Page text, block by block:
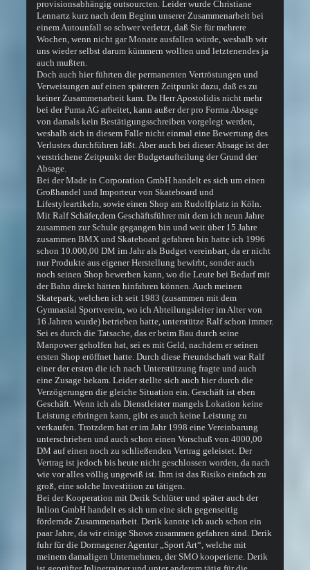
provisionsabhängig outsourcten. Leider wurde Christiane
Lennartz kurz nach dem Beginn unserer Zusammenarbeit bei
einem Autounfall so schwer verletzt, daß Sie für mehrere
Wochen, wenn nicht gar Monate ausfallen würde, weshalb wir
uns wieder selbst darum kümmern wollten und letztenendes ja
auch mußten.
Doch auch hier führten die permanenten Vertröstungen und
Verweisungen auf einen späteren Zeitpunkt dazu, daß es zu
keiner Zusammenarbeit kam. Da Herr Apostolidis nicht mehr
bei der Puma AG arbeitet, kann außer der pro Forma Absage
von damals kein Bestätigungsschreiben vorgelegt werden,
weshalb sich in diesem Falle nicht einmal eine Bewertung des
Verlustes durchführen läßt. Aber auch bei dieser Absage ist der
verstrichene Zeitpunkt der Budgetaufteilung der Grund der
Absage.
Bei der Made in Corporation GmbH handelt es sich um einen
Großhandel und Importeur von Skateboard und
Lifestyleartikeln, sowie einen Shop am Rudolfplatz in Köln.
Mit Ralf Schäfer,dem Geschäftsführer mit dem ich neun Jahre
zusammen zur Schule gegangen bin und weit über 15 Jahre
zusammen BMX und Skateboard gefahren bin hatte ich 1996
schon 10.000,00 DM im Jahr als Budget vereinbart, da er nicht
nur Produkte aus eigener Herstellung bewirbt, sonder auch
noch seinen Shop bewerben kann, wo die Leute bei Bedarf mit
der Bahn direkt hätten hinfahren können. Auch meinen
Skatepark, welchen ich seit 1983 (zusammen mit dem
Gymnasial Sportverein, wo ich Abteilungsleiter im Alter von
16 Jahren wurde) betrieben hatte, unterstütze Ralf schon immer.
Sei es durch die Tatsache, das er beim Bau durch seine
Manpower geholfen hat, sei es mit Geld, nachdem er seinen
ersten Shop eröffnet hatte. Durch diese Freundschaft war Ralf
einer der ersten die ich nach Unterstützung fragte und auch
eine Zusage bekam. Leider stellte sich auch hier durch die
Verzögerungen die gleiche Situation ein. Geschäft ist eben
Geschäft. Wenn ich als Dienstleister mangels Lokation keine
Leistung erbringen kann, gibt es auch keine Leistung zu
verkaufen. Trotzdem hat er im Jahr 1998 eine Vereinbarung
unterschrieben und auch schon einen Vorschuß von 4000,00
DM auf einen noch zu schließenden Vertrag geleistet. Der
Vertrag ist jedoch bis heute nicht geschlossen worden, da nach
wie vor alles völlig ungewiß ist. Ihm ist das Risiko einfach zu
groß, eine solche Investition zu tätigen.
Bei der Kooperation mit Derik Schlüter und später auch der
Inlion GmbH handelt es sich um eine sich gegenseitig
fördernde Zusammenarbeit. Derik kannte ich auch schon ein
paar Jahre, da wir einige Shows zusammen gefahren sind. Derik
fuhr für die Dormagener Agentur „Sport Art“, welche mit
meinem damaligen Unternehmen, der SMO kooperierte. Derik